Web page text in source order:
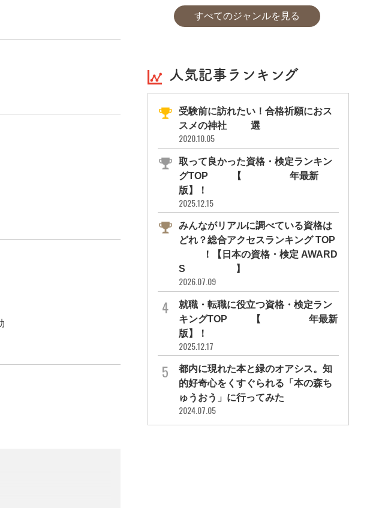
すべてのジャンルを見る
人気記事ランキング
受験前に訪れたい！合格祈願におス
スメの神社11選
2020.10.05
取って良かった資格・検定ランキン
グTOP10【2026年最新
版】！
2025.12.15
みんながリアルに調べている資格は
どれ？総合アクセスランキング TOP
10！【日本の資格・検定 AWARD
S 2026】
2026.07.09
就職・転職に役立つ資格・検定ラン
キングTOP30【2026年最新
版】！
2025.12.17
都内に現れた本と緑のオアシス。知
的好奇心をくすぐられる「本の森ち
ゅうおう」に行ってみた
2024.07.05